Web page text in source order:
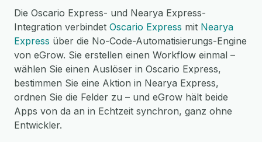
Die Oscario Express- und Nearya Express-
Integration verbindet Oscario Express mit Nearya
Express über die No-Code-Automatisierungs-Engine
von eGrow. Sie erstellen einen Workflow einmal –
wählen Sie einen Auslöser in Oscario Express,
bestimmen Sie eine Aktion in Nearya Express,
ordnen Sie die Felder zu – und eGrow hält beide
Apps von da an in Echtzeit synchron, ganz ohne
Entwickler.